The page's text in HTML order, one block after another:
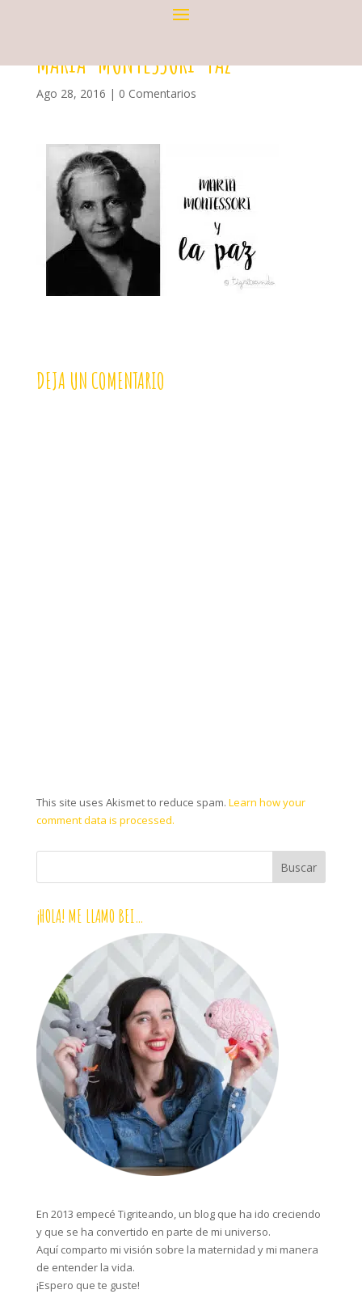
MARIA-MONTESSORI-PAZ
Ago 28, 2016 | 0 Comentarios
DEJA UN COMENTARIO
This site uses Akismet to reduce spam. Learn how your
comment data is processed.
¡HOLA! ME LLAMO BEI…
En 2013 empecé Tigriteando, un blog que ha ido creciendo
y que se ha convertido en parte de mi universo.
Aquí comparto mi visión sobre la maternidad y mi manera
de entender la vida.
¡Espero que te guste!